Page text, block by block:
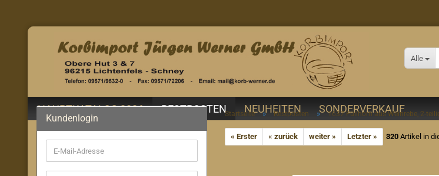
Alle
HAUPTKATALOG 2026 RESTPOSTEN NEUHEITEN SONDERVERKAUF
Startseite » Restposten » 1637 Füllhorn aus Weinrebe, 2-
« Erster « zurück weiter » Letzter » 320 Artikel in
Kundenlogin
E-
Mail-
Adresse